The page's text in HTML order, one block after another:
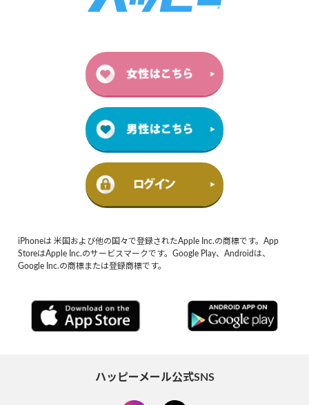
iPhoneは 米国および他の国々で登録されたApple Inc.の商標です。App
StoreはApple Inc.のサービスマークです。Google Play、Androidは、
Google Inc.の商標または登録商標です。
ハッピーメール公式SNS